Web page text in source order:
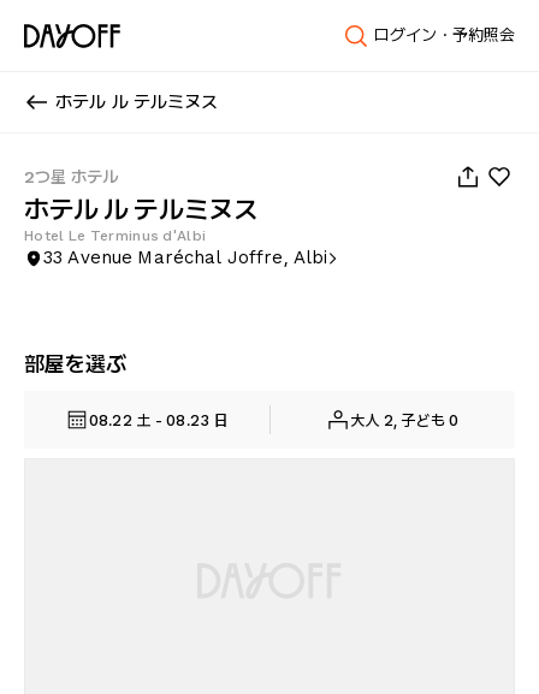
ログイン・予約照会
ホテル ル テルミヌス
2つ星 ホテル
ホテル ル テルミヌス
Hotel Le Terminus d'Albi
33 Avenue Maréchal Joffre, Albi
部屋を選ぶ
08.22 土 - 08.23 日 大人 2, 子ども 0